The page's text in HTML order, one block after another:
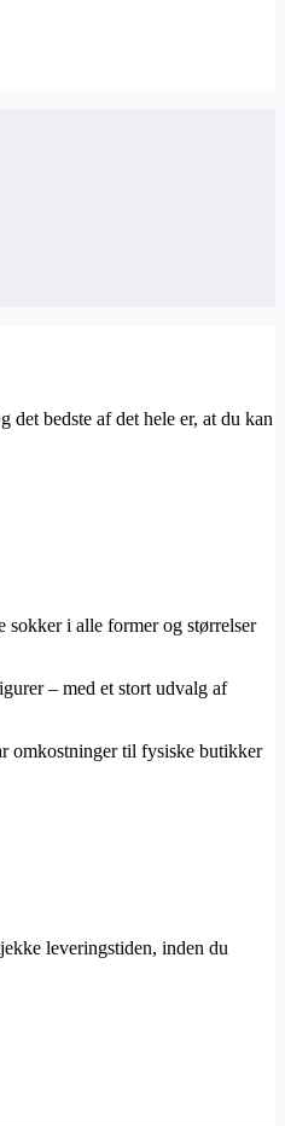
bedste af det hele er, at du kan
i alle former og størrelser
– med et stort udvalg af
omkostninger til fysiske butikker
leveringstiden, inden du